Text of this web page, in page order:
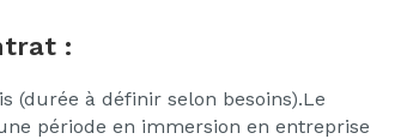
:
(durée à définir selon besoins).Le
période en immersion en entreprise